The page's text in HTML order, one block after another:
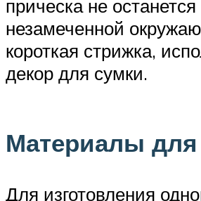
прическа не останется
незамеченной
короткая стрижка,
декор для сумки.
Материалы для
Для изготовления